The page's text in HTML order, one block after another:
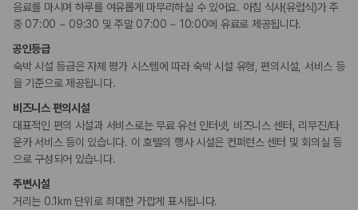
음료를 마시며 하루를 여유롭게 마무리하실 수 있어요. 아침 식사(유럽식)가 주
중 07:00 ~ 09:30 및 주말 07:00 ~ 10:00에 유료로 제공됩니다.
공인등급
숙박 시설 등급은 자체 평가 시스템에 따라 숙박 시설 유형, 편의시설, 서비스 등
을 기준으로 제공됩니다.
비즈니스 편의시설
대표적인 편의 시설과 서비스로는 무료 유선 인터넷, 비즈니스 센터, 리무진/타
운카 서비스 등이 있습니다. 이 호텔의 행사 시설은 컨퍼런스 센터 및 회의실 등
으로 구성되어 있습니다.
주변시설
거리는 0.1km 단위로 최대한 가깝게 표시됩니다.